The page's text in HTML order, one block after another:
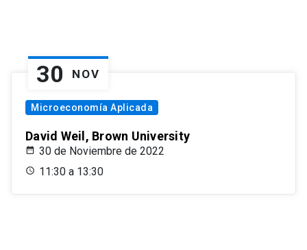
30 NOV
Microeconomía Aplicada
David Weil, Brown University
30 de Noviembre de 2022
11:30 a 13:30